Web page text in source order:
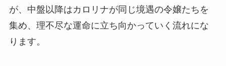
が、中盤以降はカロリナが同じ境遇の令嬢たちを
集め、理不尽な運命に立ち向かっていく流れにな
ります。